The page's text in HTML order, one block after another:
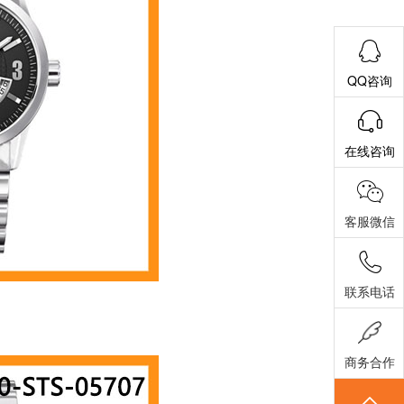
QQ咨询
在线咨询
客服微信
联系电话
商务合作